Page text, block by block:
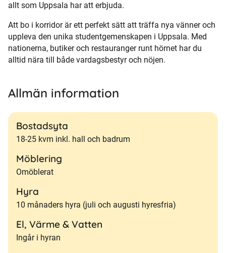
allt som Uppsala har att erbjuda.
Att bo i korridor är ett perfekt sätt att träffa nya vänner och
uppleva den unika studentgemenskapen i Uppsala. Med
nationerna, butiker och restauranger runt hörnet har du
alltid nära till både vardagsbestyr och nöjen.
Allmän information
Bostadsyta
18-25 kvm inkl. hall och badrum
Möblering
Omöblerat
Hyra
10 månaders hyra (juli och augusti hyresfria)
El, Värme & Vatten
Ingår i hyran